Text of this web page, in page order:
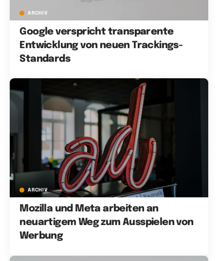
ARCHIV
Google verspricht transparente
Entwicklung von neuen Trackings-
Standards
ARCHIV
Mozilla und Meta arbeiten an
neuartigem Weg zum Ausspielen von
Werbung